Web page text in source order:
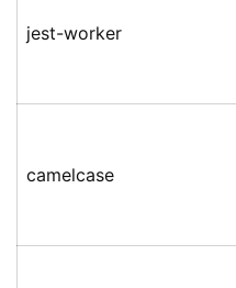
jest-worker
camelcase